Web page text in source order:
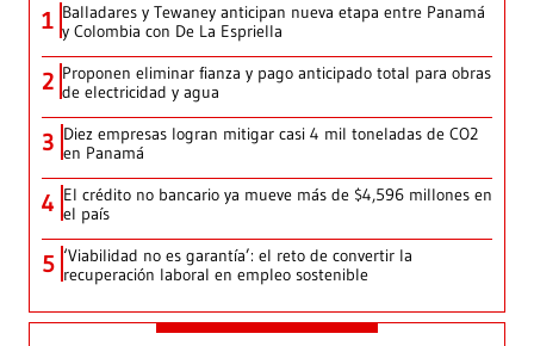
1 Balladares y Tewaney anticipan nueva etapa entre Panamá
y Colombia con De La Espriella
2 Proponen eliminar fianza y pago anticipado total para obras
de electricidad y agua
3 Diez empresas logran mitigar casi 4 mil toneladas de CO2
en Panamá
4 El crédito no bancario ya mueve más de $4,596 millones en
el país
5 ‘Viabilidad no es garantía’: el reto de convertir la
recuperación laboral en empleo sostenible